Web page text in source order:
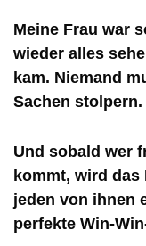
Meine Frau war
wieder alles
kam. Niemand
Sachen stolpern.
Und sobald wer
kommt, wird
jeden von ihnen
perfekte Win-